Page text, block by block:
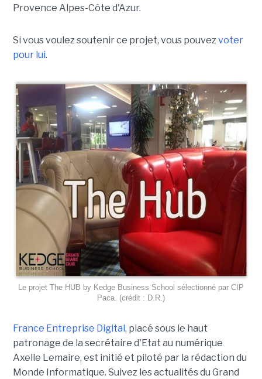
Provence Alpes-Côte d'Azur.
Si vous voulez soutenir ce projet, vous pouvezvoter
pour lui.
Le projet The HUB by Kedge Business School sélectionné par CIP
Paca. (crédit : D.R.)
France Entreprise Digital , placé sous le haut
patronage de la secrétaire d'Etat au numérique
Axelle Lemaire, est initié et piloté par la rédaction du
Monde Informatique. Suivez les actualités du Grand